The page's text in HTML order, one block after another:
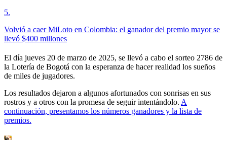
5.
Volvió a caer MiLoto en Colombia: el ganador del premio mayor se
llevó $400 millones
El día jueves 20 de marzo de 2025, se llevó a cabo el sorteo 2786 de
la Lotería de Bogotá con la esperanza de hacer realidad los sueños
de miles de jugadores.
Los resultados dejaron a algunos afortunados con sonrisas en sus
rostros y a otros con la promesa de seguir intentándolo. A
continuación, presentamos los números ganadores y la lista de
premios.